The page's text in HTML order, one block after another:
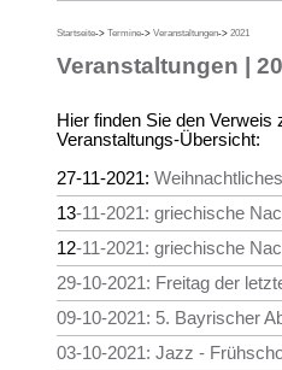
Startseite-> Termine-> Veranstaltungen-> 2021
Veranstaltungen |
Hier finden Sie den
Veranstaltungs-Übersicht:
27-11-2021:
13-11-2021: griechische
12-11-2021: griechische
29-10-2021: Freitag der
09-10-2021: 5. Bayrischer
03-10-2021: Jazz -